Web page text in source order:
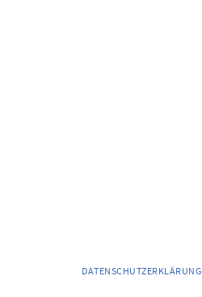
DATENSCHUTZERKLÄRUNG